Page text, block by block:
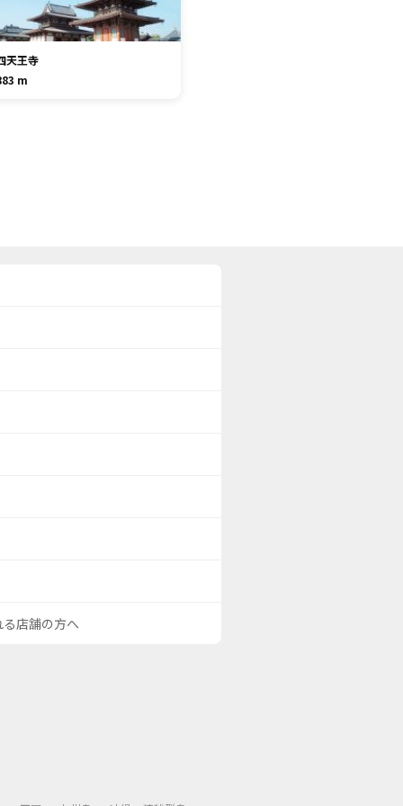
天王寺
m
る店舗の方へ